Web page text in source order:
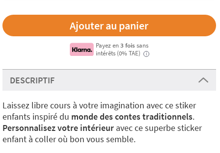
Payez en 3 fois sans
intérêts (0% TAE)
i
DESCRIPTIF
Laissez libre cours à votre imagination avec ce stiker
enfants inspiré du monde des contes traditionnels.
Personnalisez votre intérieur avec ce superbe sticker
enfant à coller où bon vous semble.